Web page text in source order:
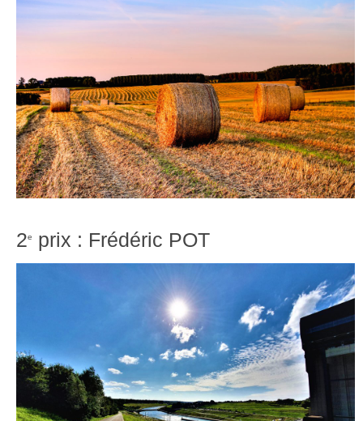
2e prix : Frédéric POT